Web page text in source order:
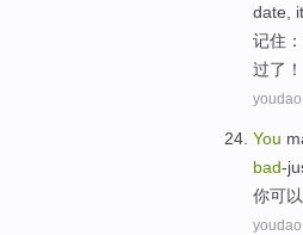
date
it
记住 ：
过了！
youdao
You
bad-
你可以
youdao